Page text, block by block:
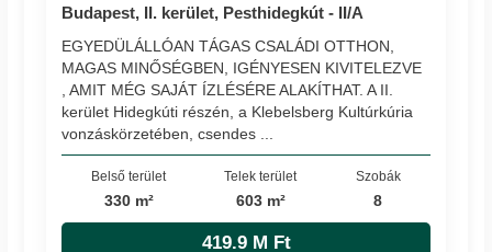
Budapest, II. kerület, Pesthidegkút - II/A
EGYEDÜLÁLLÓAN TÁGAS CSALÁDI OTTHON,
MAGAS MINŐSÉGBEN, IGÉNYESEN KIVITELEZVE
, AMIT MÉG SAJÁT ÍZLÉSÉRE ALAKÍTHAT. A II.
kerület Hidegkúti részén, a Klebelsberg Kultúrkúria
vonzáskörzetében, csendes ...
Belső terület
330 m²
Telek terület
603 m²
Szobák
8
419.9 M Ft